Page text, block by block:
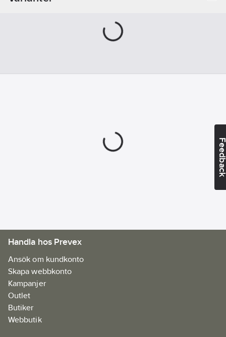
Handla hos Prevex
Ansök om kundkonto
Skapa webbkonto
Kampanjer
Outlet
Butiker
Webbutik